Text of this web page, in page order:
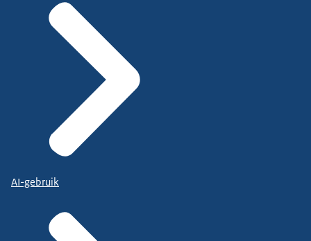
AI-gebruik